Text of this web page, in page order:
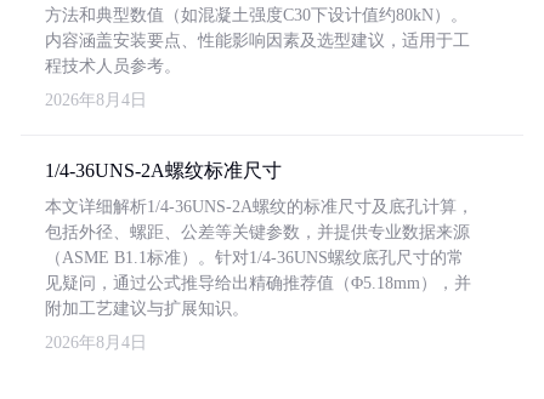
方法和典型数值（如混凝土强度C30下设计值约80kN）。
内容涵盖安装要点、性能影响因素及选型建议，适用于工
程技术人员参考。
2026年8月4日
1/4-36UNS-2A螺纹标准尺寸
本文详细解析1/4-36UNS-2A螺纹的标准尺寸及底孔计算，
包括外径、螺距、公差等关键参数，并提供专业数据来源
（ASME B1.1标准）。针对1/4-36UNS螺纹底孔尺寸的常
见疑问，通过公式推导给出精确推荐值（Φ5.18mm），并
附加工艺建议与扩展知识。
2026年8月4日